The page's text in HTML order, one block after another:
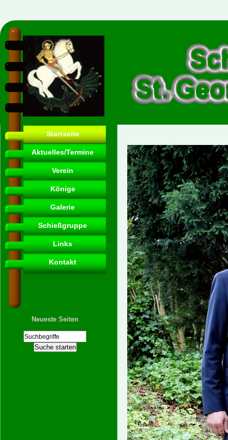
Startseite
Aktuelles/Termine
Verein
Könige
Galerie
Schießgruppe
Links
Kontakt
Neueste Seiten